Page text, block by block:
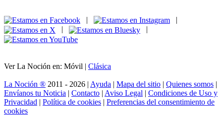
|
|
|
|
Ver La Noción en: Móvil | Clásica
La Noción ® 2011 - 2026 | Ayuda | Mapa del sitio | Quienes somos |
Envíanos tu Noticia | Contacto | Aviso Legal | Condiciones de Uso y
Privacidad | Política de cookies | Preferencias del consentimiento de
cookies